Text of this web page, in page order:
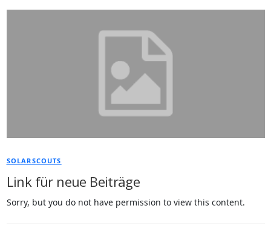
SOLARSCOUTS
Link für neue Beiträge
Sorry, but you do not have permission to view this content.